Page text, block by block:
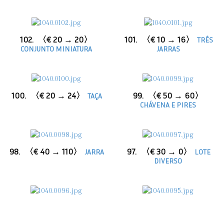
102. 〈€ 20 → 20〉
CONJUNTO MINIATURA
101. 〈€ 10 → 16〉
TRÊS
JARRAS
100. 〈€ 20 → 24〉 TAÇA 99. 〈€ 50 → 60〉
CHÁVENA E PIRES
98. 〈€ 40 → 110〉 JARRA 97. 〈€ 30 → 0〉
LOTE
DIVERSO